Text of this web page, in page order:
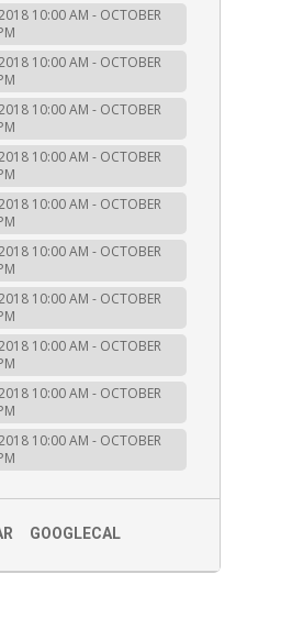
de l’identité
à la rencontre du
la Guadeloupe de part
porteuse d’une réalité
l’esclavage “rencontre
qui fait naître une
à montrer et à
hommes et de
ayant marqué l’histoire
dans son évolution
, elle découvre “la
son pays. Ils vont
et la conduire à
l’esprit “Nèg
est omniprésent
“Gwoka”. Le Gwoka
guadeloupéenne
de défendre, l’habite,la
son “moi qui lui est
Gwadloup est une
engagée d’asseoir son
et sa personnalité
10:00 AM - OCTOBER
10:00 AM - OCTOBER
10:00 AM - OCTOBER
10:00 AM - OCTOBER
10:00 AM - OCTOBER
10:00 AM - OCTOBER
10:00 AM - OCTOBER
10:00 AM - OCTOBER
10:00 AM - OCTOBER
10:00 AM - OCTOBER
GOOGLECAL